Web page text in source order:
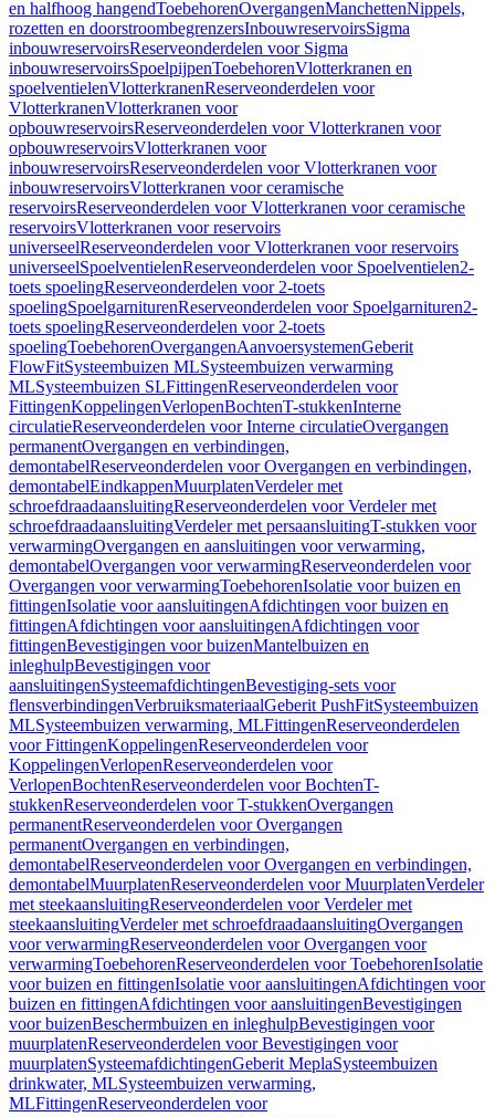
en halfhoog hangendToebehorenOvergangenManchettenNippels,
rozetten en doorstroombegrenzersInbouwreservoirsSigma
inbouwreservoirsReserveonderdelen voor Sigma
inbouwreservoirsSpoelpijpenToebehorenVlotterkranen en
spoelventielenVlotterkranenReserveonderdelen voor
VlotterkranenVlotterkranen voor
opbouwreservoirsReserveonderdelen voor Vlotterkranen voor
opbouwreservoirsVlotterkranen voor
inbouwreservoirsReserveonderdelen voor Vlotterkranen voor
inbouwreservoirsVlotterkranen voor ceramische
reservoirsReserveonderdelen voor Vlotterkranen voor ceramische
reservoirsVlotterkranen voor reservoirs
universeelReserveonderdelen voor Vlotterkranen voor reservoirs
universeelSpoelventielenReserveonderdelen voor Spoelventielen2-
toets spoelingReserveonderdelen voor 2-toets
spoelingSpoelgarniturenReserveonderdelen voor Spoelgarnituren2-
toets spoelingReserveonderdelen voor 2-toets
spoelingToebehorenOvergangenAanvoersystemenGeberit
FlowFitSysteembuizen MLSysteembuizen verwarming
MLSysteembuizen SLFittingenReserveonderdelen voor
FittingenKoppelingenVerlopenBochtenT-stukkenInterne
circulatieReserveonderdelen voor Interne circulatieOvergangen
permanentOvergangen en verbindingen,
demontabelReserveonderdelen voor Overgangen en verbindingen,
demontabelEindkappenMuurplatenVerdeler met
schroefdraadaansluitingReserveonderdelen voor Verdeler met
schroefdraadaansluitingVerdeler met persaansluitingT-stukken voor
verwarmingOvergangen en aansluitingen voor verwarming,
demontabelOvergangen voor verwarmingReserveonderdelen voor
Overgangen voor verwarmingToebehorenIsolatie voor buizen en
fittingenIsolatie voor aansluitingenAfdichtingen voor buizen en
fittingenAfdichtingen voor aansluitingenAfdichtingen voor
fittingenBevestigingen voor buizenMantelbuizen en
inleghulpBevestigingen voor
aansluitingenSysteemafdichtingenBevestiging-sets voor
flensverbindingenVerbruiksmateriaalGeberit PushFitSysteembuizen
MLSysteembuizen verwarming, MLFittingenReserveonderdelen
voor FittingenKoppelingenReserveonderdelen voor
KoppelingenVerlopenReserveonderdelen voor
VerlopenBochtenReserveonderdelen voor BochtenT-
stukkenReserveonderdelen voor T-stukkenOvergangen
permanentReserveonderdelen voor Overgangen
permanentOvergangen en verbindingen,
demontabelReserveonderdelen voor Overgangen en verbindingen,
demontabelMuurplatenReserveonderdelen voor MuurplatenVerdeler
met steekaansluitingReserveonderdelen voor Verdeler met
steekaansluitingVerdeler met schroefdraadaansluitingOvergangen
voor verwarmingReserveonderdelen voor Overgangen voor
verwarmingToebehorenReserveonderdelen voor ToebehorenIsolatie
voor buizen en fittingenIsolatie voor aansluitingenAfdichtingen voor
buizen en fittingenAfdichtingen voor aansluitingenBevestigingen
voor buizenBeschermbuizen en inleghulpBevestigingen voor
muurplatenReserveonderdelen voor Bevestigingen voor
muurplatenSysteemafdichtingenGeberit MeplaSysteembuizen
drinkwater, MLSysteembuizen verwarming,
MLFittingenReserveonderdelen voor